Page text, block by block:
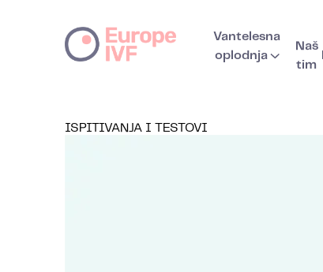
Vantelesna
oplodnja
Naš
tim
ISPITIVANJA I TESTOVI